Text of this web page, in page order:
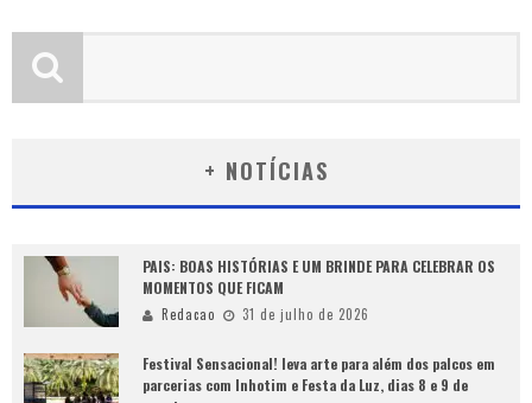
+ NOTÍCIAS
PAIS: BOAS HISTÓRIAS E UM BRINDE PARA CELEBRAR OS
MOMENTOS QUE FICAM
Redacao 31 de julho de 2026
Festival Sensacional! leva arte para além dos palcos em
parcerias com Inhotim e Festa da Luz, dias 8 e 9 de